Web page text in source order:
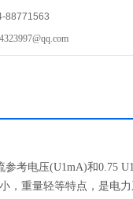
88771563
考电压(U1mA)和0.75
，重量轻等特点，是电